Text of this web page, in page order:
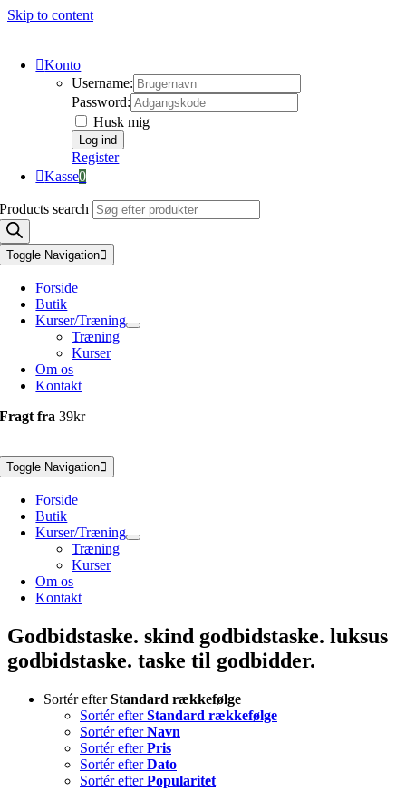
Skip to content
Konto
Username:
Password:
Husk mig
Register
Kasse0
Products search
Toggle Navigation
Forside
Butik
Kurser/Træning
Træning
Kurser
Om os
Kontakt
Fragt fra39kr
Toggle Navigation
Forside
Butik
Kurser/Træning
Træning
Kurser
Om os
Kontakt
Godbidstaske. skind godbidstaske. luksus
godbidstaske. taske til godbidder.
Sortér efterStandard rækkefølge
Sortér efterStandard rækkefølge
Sortér efterNavn
Sortér efterPris
Sortér efterDato
Sortér efterPopularitet